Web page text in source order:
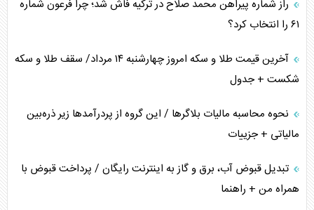
راز شماره پیراهن محمد صلاح در ترکیه فاش شد؛ چرا فرعون شماره
۶۱ را انتخاب کرد؟
آخرین قیمت طلا و سکه امروز چهارشنبه ۱۴ مرداد/ سقف طلا و سکه
شکست + جدول
نحوه محاسبه مالیات بلاگر‌ها / این گروه از پردرآمد‌ها زیر ذره‌بین
مالیاتی + جزییات
تبدیل قبوض آب، برق و گاز به اینترنت رایگان / پرداخت قبوض با
همراه من + راهنما